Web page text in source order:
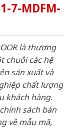
7-MDFM-
là thương
chuỗi các hệ
sản xuất và
chất lượng
khách hàng.
sách bán
về mẫu mã,